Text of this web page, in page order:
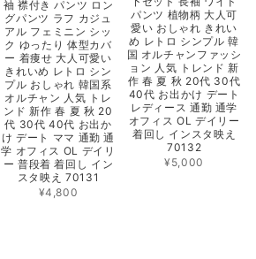
袖 襟付き パンツ ロン
グパンツ ラフ カジュ
アル フェミニン シッ
ク ゆったり 体型カバ
ー 着痩せ 大人可愛い
きれいめ レトロ シン
プル おしゃれ 韓国系
オルチャン 人気 トレ
ンド 新作 春 夏 秋 20
代 30代 40代 お出か
け デート ママ 通勤 通
学 オフィス OL デイリ
ー 普段着 着回し イン
スタ映え 70131
¥4,800
パンツ 植物柄 大人可
愛い おしゃれ きれい
め レトロ シンプル 韓
国 オルチャンファッシ
ョン 人気 トレンド 新
作 春 夏 秋 20代 30代
40代 お出かけ デート
レディース 通勤 通学
オフィス OL デイリー
着回し インスタ映え
70132
¥5,000